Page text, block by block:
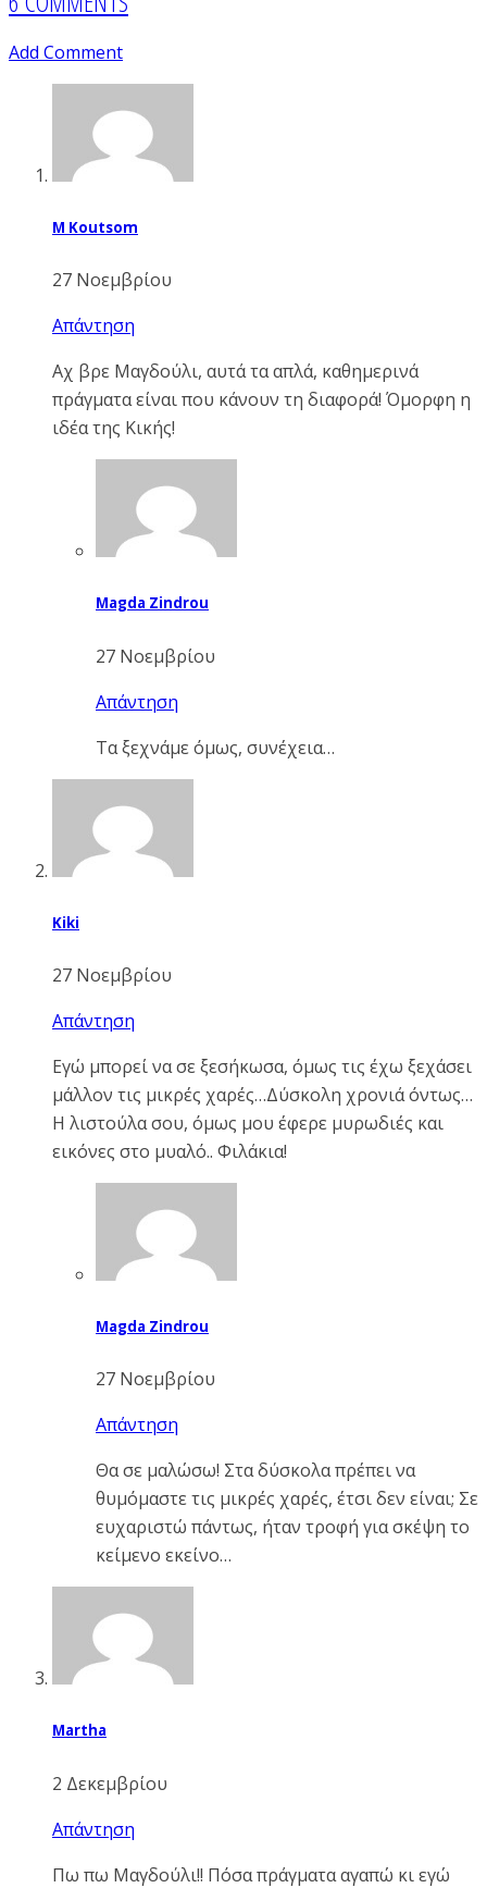
Add Comment
M Koutsom
27 Νοεμβρίου
Απάντηση
Αχ βρε Μαγδούλι, αυτά τα απλά, καθημερινά
πράγματα είναι που κάνουν τη διαφορά! Όμορφη η
ιδέα της Κικής!
Magda Zindrou
27 Νοεμβρίου
Απάντηση
Τα ξεχνάμε όμως, συνέχεια…
Kiki
27 Νοεμβρίου
Απάντηση
Εγώ μπορεί να σε ξεσήκωσα, όμως τις έχω ξεχάσει
μάλλον τις μικρές χαρές…Δύσκολη χρονιά όντως…
Η λιστούλα σου, όμως μου έφερε μυρωδιές και
εικόνες στο μυαλό.. Φιλάκια!
Magda Zindrou
27 Νοεμβρίου
Απάντηση
Θα σε μαλώσω! Στα δύσκολα πρέπει να
θυμόμαστε τις μικρές χαρές, έτσι δεν είναι; Σε
ευχαριστώ πάντως, ήταν τροφή για σκέψη το
κείμενο εκείνο…
Martha
2 Δεκεμβρίου
Απάντηση
Πω πω Μαγδούλι!! Πόσα πράγματα αγαπώ κι εγώ